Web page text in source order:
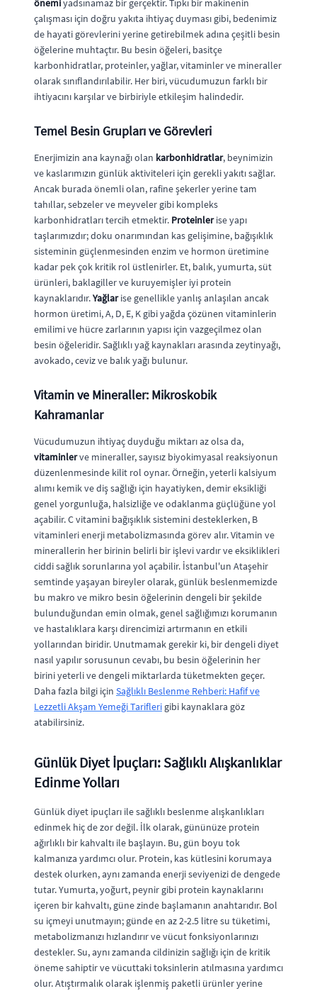
önemiyadsınamaz bir gerçektir. Tıpkı bir makinenin
çalışması için doğru yakıta ihtiyaç duyması gibi, bedenimiz
de hayati görevlerini yerine getirebilmek adına çeşitli besin
öğelerine muhtaçtır. Bu besin öğeleri, basitçe
karbonhidratlar, proteinler, yağlar, vitaminler ve mineraller
olarak sınıflandırılabilir. Her biri, vücudumuzun farklı bir
ihtiyacını karşılar ve birbiriyle etkileşim halindedir.
Temel Besin Grupları ve Görevleri
Enerjimizin ana kaynağı olan karbonhidratlar, beynimizin
ve kaslarımızın günlük aktiviteleri için gerekli yakıtı sağlar.
Ancak burada önemli olan, rafine şekerler yerine tam
tahıllar, sebzeler ve meyveler gibi kompleks
karbonhidratları tercih etmektir. Proteinlerise yapı
taşlarımızdır; doku onarımından kas gelişimine, bağışıklık
sisteminin güçlenmesinden enzim ve hormon üretimine
kadar pek çok kritik rol üstlenirler. Et, balık, yumurta, süt
ürünleri, baklagiller ve kuruyemişler iyi protein
kaynaklarıdır.Yağlarise genellikle yanlış anlaşılan ancak
hormon üretimi, A, D, E, K gibi yağda çözünen vitaminlerin
emilimi ve hücre zarlarının yapısı için vazgeçilmez olan
besin öğeleridir. Sağlıklı yağ kaynakları arasında zeytinyağı,
avokado, ceviz ve balık yağı bulunur.
Vitamin ve Mineraller: Mikroskobik
Kahramanlar
Vücudumuzun ihtiyaç duyduğu miktarı az olsa da,
vitaminlerve mineraller, sayısız biyokimyasal reaksiyonun
düzenlenmesinde kilit rol oynar. Örneğin, yeterli kalsiyum
alımı kemik ve diş sağlığı için hayatiyken, demir eksikliği
genel yorgunluğa, halsizliğe ve odaklanma güçlüğüne yol
açabilir. C vitamini bağışıklık sistemini desteklerken, B
vitaminleri enerji metabolizmasında görev alır. Vitamin ve
minerallerin her birinin belirli bir işlevi vardır ve eksiklikleri
ciddi sağlık sorunlarına yol açabilir. İstanbul'un Ataşehir
semtinde yaşayan bireyler olarak, günlük beslenmemizde
bu makro ve mikro besin öğelerinin dengeli bir şekilde
bulunduğundan emin olmak, genel sağlığımızı korumanın
ve hastalıklara karşı direncimizi artırmanın en etkili
yollarından biridir. Unutmamak gerekir ki, bir dengeli diyet
nasıl yapılır sorusunun cevabı, bu besin öğelerinin her
birini yeterli ve dengeli miktarlarda tüketmekten geçer.
Daha fazla bilgi için Sağlıklı Beslenme Rehberi: Hafif ve
Lezzetli Akşam Yemeği Tarifleri gibi kaynaklara göz
atabilirsiniz.
Günlük Diyet İpuçları: Sağlıklı Alışkanlıklar
Edinme Yolları
Günlük diyet ipuçları ile sağlıklı beslenme alışkanlıkları
edinmek hiç de zor değil. İlk olarak, gününüze protein
ağırlıklı bir kahvaltı ile başlayın. Bu, gün boyu tok
kalmanıza yardımcı olur. Protein, kas kütlesini korumaya
destek olurken, aynı zamanda enerji seviyenizi de dengede
tutar. Yumurta, yoğurt, peynir gibi protein kaynaklarını
içeren bir kahvaltı, güne zinde başlamanın anahtarıdır. Bol
su içmeyi unutmayın; günde en az 2-2.5 litre su tüketimi,
metabolizmanızı hızlandırır ve vücut fonksiyonlarınızı
destekler. Su, aynı zamanda cildinizin sağlığı için de kritik
öneme sahiptir ve vücuttaki toksinlerin atılmasına yardımcı
olur. Atıştırmalık olarak işlenmiş paketli ürünler yerine